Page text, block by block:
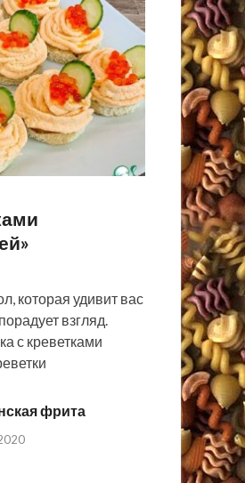
которая удивит вас
взгляд.
с креветками
фрита